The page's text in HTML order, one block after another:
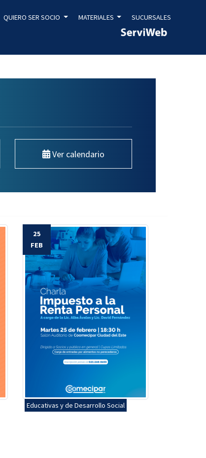
QUIERO SER SOCIO MATERIALES SUCURSALES
Ver calendario
25
FEB
Educativas y de Desarrollo Social